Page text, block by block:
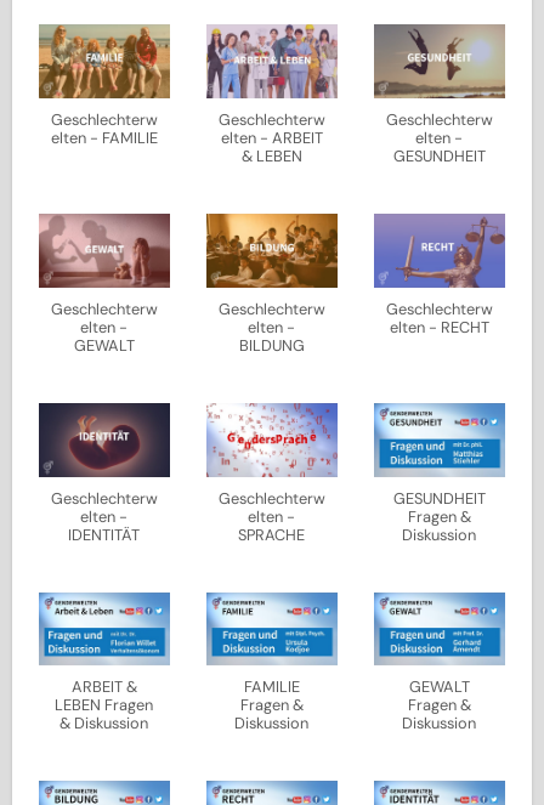
Geschlechterw
elten - FAMILIE
Geschlechterw
elten - ARBEIT
& LEBEN
Geschlechterw
elten -
GESUNDHEIT
Geschlechterw
elten -
GEWALT
Geschlechterw
elten -
BILDUNG
Geschlechterw
elten - RECHT
Geschlechterw
elten -
IDENTITÄT
Geschlechterw
elten -
SPRACHE
GESUNDHEIT
Fragen &
Diskussion
ARBEIT &
LEBEN Fragen
& Diskussion
FAMILIE
Fragen &
Diskussion
GEWALT
Fragen &
Diskussion